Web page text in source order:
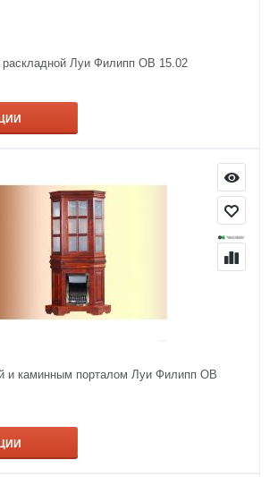
Луи Филипп ОВ 15.02
и каминным порталом Луи Филипп ОВ